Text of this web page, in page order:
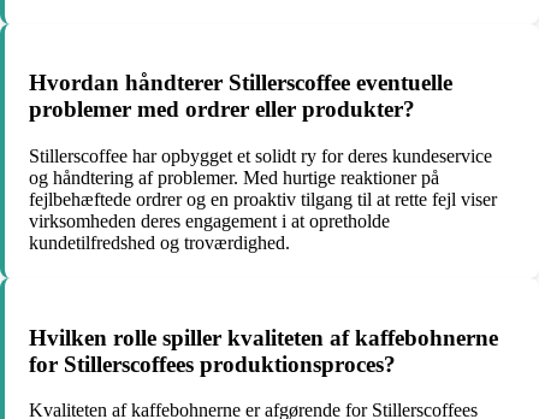
Hvordan håndterer Stillerscoffee eventuelle
problemer med ordrer eller produkter?
Stillerscoffee har opbygget et solidt ry for deres kundeservice
og håndtering af problemer. Med hurtige reaktioner på
fejlbehæftede ordrer og en proaktiv tilgang til at rette fejl viser
virksomheden deres engagement i at opretholde
kundetilfredshed og troværdighed.
Hvilken rolle spiller kvaliteten af kaffebohnerne
for Stillerscoffees produktionsproces?
Kvaliteten af kaffebohnerne er afgørende for Stillerscoffees